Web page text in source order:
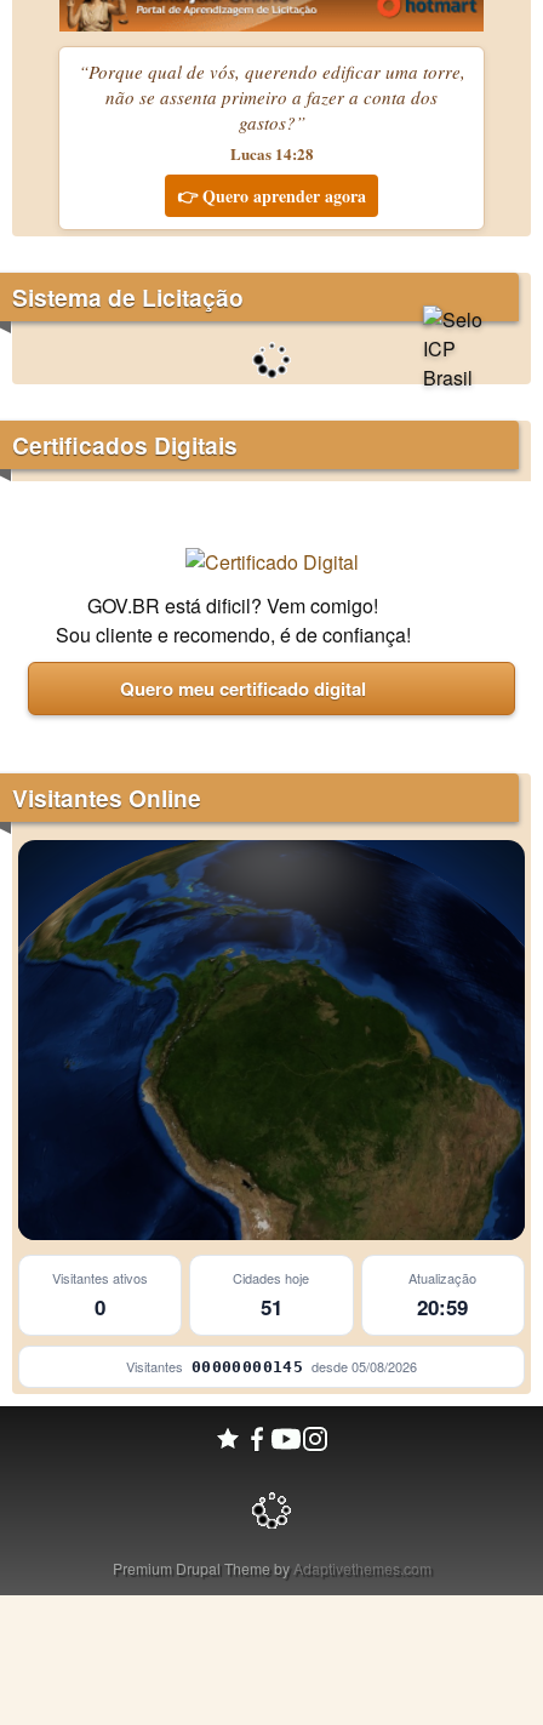
“Porque qual de vós, querendo edificar uma torre,
não se assenta primeiro a fazer a conta dos
gastos?”
Lucas 14:28
👉 Quero aprender agora
Sistema de Licitação
Certificados Digitais
GOV.BR está dificil? Vem comigo!
Sou cliente e recomendo, é de confiança!
Quero meu certificado digital
Visitantes Online
Visitantes ativos
0
Cidades hoje
51
Atualização
20:59
Visitantes 00000000145 desde05/08/2026
Premium Drupal Theme byAdaptivethemes.com